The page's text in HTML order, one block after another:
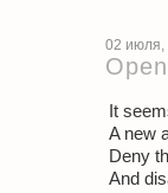
02 июля,
It
A new
Deny
And